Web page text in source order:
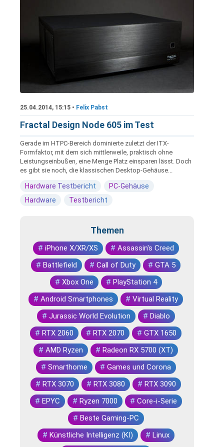
25.04.2014, 15:15 • Felix Pabst
Fractal Design Node 605 im Test
Gerade im HTPC-Bereich dominierte zuletzt der ITX-
Formfaktor, mit dem sich mittlerweile, praktisch ohne
Leistungseinbußen, eine Menge Platz einsparen lässt. Doch
es gibt sie noch, die klassischen Desktop-Gehäuse...
Hardware Testbericht
PC-Gehäuse
Hardware
Testbericht
Themen
# iPhone X/XR/XS # Assassin's Creed
# Battlefield # Call of Duty # GTA 5
# Xbox One # PlayStation 4
# Android Smartphones # Virtual Reality
# Jurassic World Evolution # Diablo
# RTX 2060 # RTX 2070 # GTX 1650
# AMD Ryzen # Radeon RX 5700 (XT)
# Smarthome # Games und Corona
# RTX 3070 # RTX 3080 # RTX 3090
# EPYC # Ryzen 7000 # Core-i-Serie
# Beste Gaming-PC
# Künstliche Intelligenz (KI) # Linux